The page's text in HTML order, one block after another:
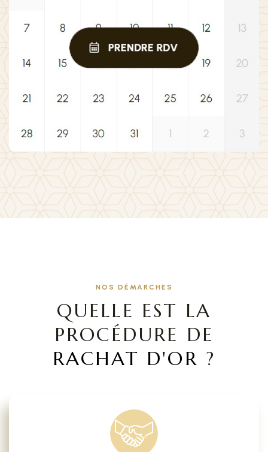
NOS DÉMARCHES
QUELLE EST LA
PROCÉDURE DE
RACHAT D'OR ?